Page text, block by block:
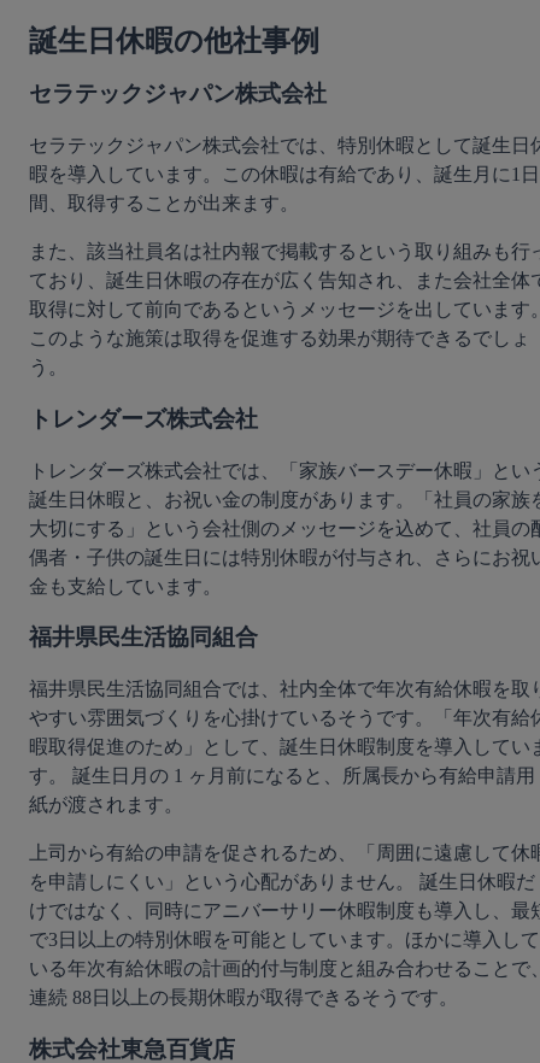
誕生日休暇の他社事例
セラテックジャパン株式会社
セラテックジャパン株式会社では、特別休暇として誕生日
暇を導入しています。この休暇は有給であり、誕生月に1日
間、取得することが出来ます。
また、該当社員名は社内報で掲載するという取り組みも行
ており、誕生日休暇の存在が広く告知され、また会社全体
取得に対して前向であるというメッセージを出しています
このような施策は取得を促進する効果が期待できるでしょ
う。
トレンダーズ株式会社
トレンダーズ株式会社では、「家族バースデー休暇」とい
誕生日休暇と、お祝い金の制度があります。「社員の家族
大切にする」という会社側のメッセージを込めて、社員の
偶者・子供の誕生日には特別休暇が付与され、さらにお祝
金も支給しています。
福井県民生活協同組合
福井県民生活協同組合では、社内全体で年次有給休暇を取
やすい雰囲気づくりを心掛けているそうです。「年次有給
暇取得促進のため」として、誕生日休暇制度を導入してい
す。 誕生日月の 1 ヶ月前になると、所属長から有給申請用
紙が渡されます。
上司から有給の申請を促されるため、「周囲に遠慮して休
を申請しにくい」という心配がありません。 誕生日休暇だ
けではなく、同時にアニバーサリー休暇制度も導入し、最
で3日以上の特別休暇を可能としています。ほかに導入して
いる年次有給休暇の計画的付与制度と組み合わせることで
連続 88日以上の長期休暇が取得できるそうです。
株式会社東急百貨店